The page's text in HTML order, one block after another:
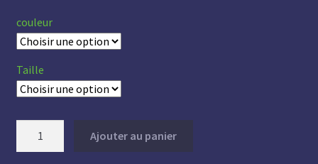
couleur
Taille
Ajouter au panier